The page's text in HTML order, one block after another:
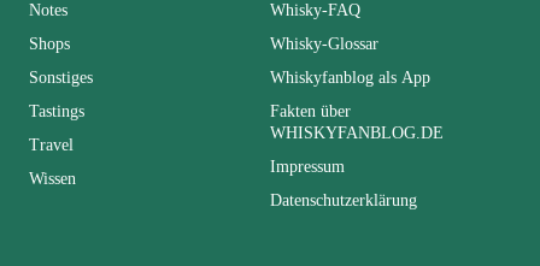
Notes
Shops
Sonstiges
Tastings
Travel
Wissen
Whisky-FAQ
Whisky-Glossar
Whiskyfanblog als App
Fakten über
WHISKYFANBLOG.DE
Impressum
Datenschutzerklärung